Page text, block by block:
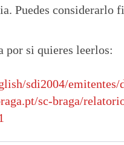
Puedes considerarlo
por si quieres leerlos:
sdi2004/emitentes/
sc-braga/